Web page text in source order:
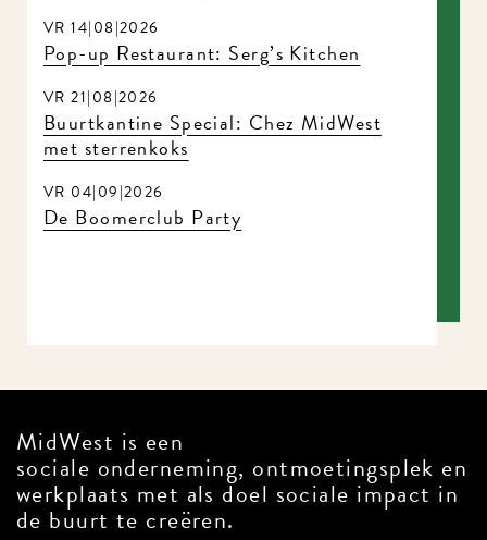
VR 14|08|2026
Pop-up Restaurant: Serg’s Kitchen
VR 21|08|2026
Buurtkantine Special: Chez MidWest
met sterrenkoks
VR 04|09|2026
De Boomerclub Party
MidWest is een
sociale onderneming, ontmoetingsplek en
werkplaats met als doel sociale impact in
de buurt te creëren.